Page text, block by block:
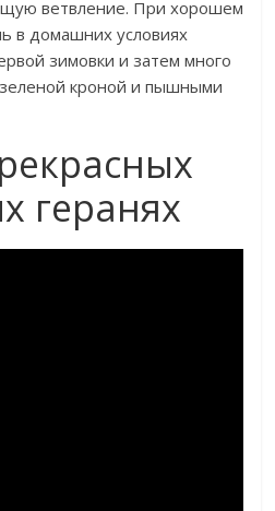
ветвление. При хорошем
в домашних условиях
зимовки и затем много
кроной и пышными
геранях